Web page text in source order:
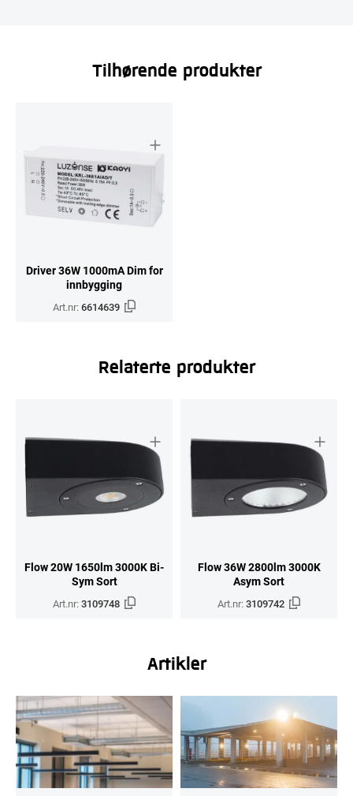
Tilhørende produkter
Driver 36W 1000mA Dim for
innbygging
Art.nr:6614639
Relaterte produkter
Flow 20W 1650lm 3000K Bi-
Sym Sort
Art.nr:3109748
Flow 36W 2800lm 3000K
Asym Sort
Art.nr:3109742
Artikler